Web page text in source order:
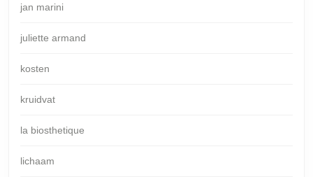
jan marini
juliette armand
kosten
kruidvat
la biosthetique
lichaam